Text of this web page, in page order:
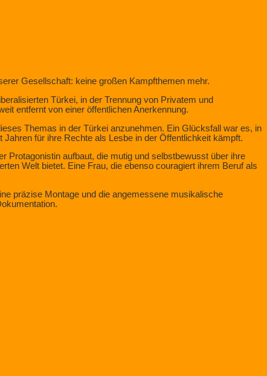
Gesellschaft: keine großen Kampfthemen mehr.
Türkei, in der Trennung von Privatem und
entfernt von einer öffentlichen Anerkennung.
Themas in der Türkei anzunehmen. Ein Glücksfall war es, in
für ihre Rechte als Lesbe in der Öffentlichkeit kämpft.
Protagonistin aufbaut, die mutig und selbstbewusst über ihre
Welt bietet. Eine Frau, die ebenso couragiert ihrem Beruf als
präzise Montage und die angemessene musikalische